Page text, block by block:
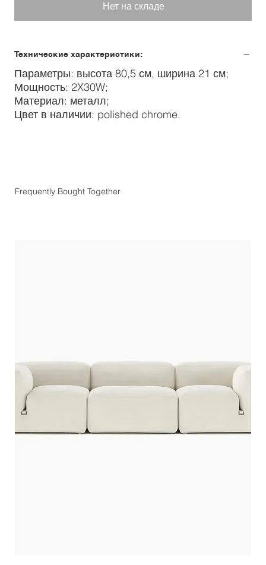
Нет на складе
Технические характеристики:
Параметры: высота 80,5 см, ширина 21 см;
Мощность: 2X30W;
Материал: металл;
Цвет в наличии: polished chrome.
Frequently Bought Together